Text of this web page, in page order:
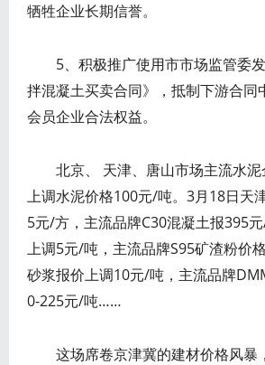
牺牲企业长期信誉。
5、积极推广使用市市场监管委发
拌混凝土买卖合同》，抵制下游合同
会员企业合法权益。
北京、 天津、唐山市场主流水泥
上调水泥价格100元/吨。3月18日天
5元/方，主流品牌C30混凝土报395
上调5元/吨，主流品牌S95矿渣粉价
砂浆报价上调10元/吨，主流品牌
0-225元/吨……
这场席卷京津冀的建材价格风暴